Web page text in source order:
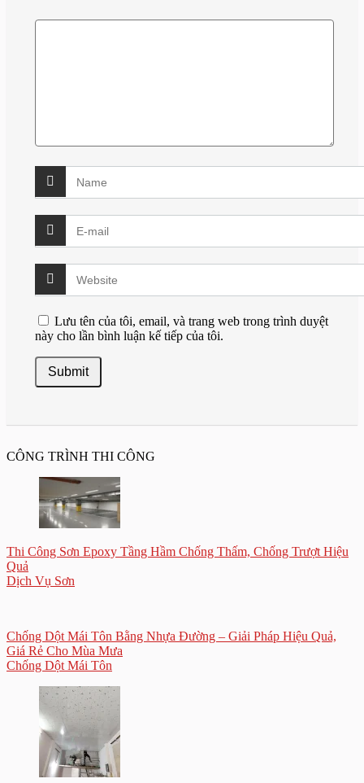
Lưu tên của tôi, email, và trang web trong trình duyệt
này cho lần bình luận kế tiếp của tôi.
CÔNG TRÌNH THI CÔNG
Thi Công Sơn Epoxy Tầng Hầm Chống Thấm, Chống Trượt Hiệu
Quả
Dịch Vụ Sơn
Chống Dột Mái Tôn Bằng Nhựa Đường – Giải Pháp Hiệu Quả,
Giá Rẻ Cho Mùa Mưa
Chống Dột Mái Tôn